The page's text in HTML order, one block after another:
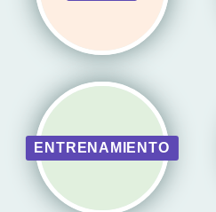
ENTRENAMIENTO